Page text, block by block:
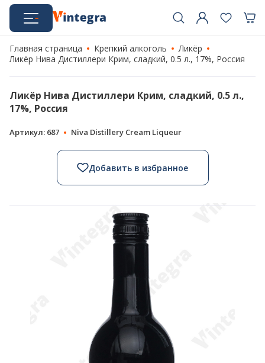
Главная страница Крепкий алкоголь
Ликёр
Ликёр Нива Дистиллери Крим, сладкий, 0.5 л., 17%, Россия
Ликёр Нива Дистиллери Крим, сладкий, 0.5 л.,
17%, Россия
Артикул: 687 Niva Distillery Cream Liqueur
Добавить в избранное